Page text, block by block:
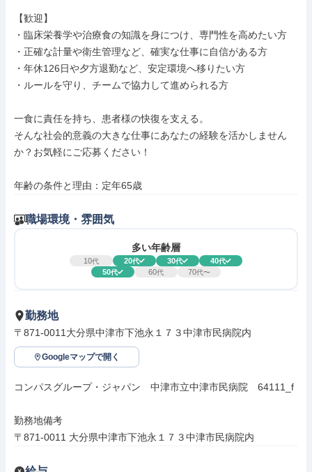
【歓迎】
・臨床栄養学や治療食の知識を身につけ、専門性を高めたい方
・正確な計量や衛生管理など、確実な仕事に自信がある方
・年休126日や夕方退勤など、安定環境へ移りたい方
・ルールを守り、チームで協力して進められる方
一食に責任を持ち、患者様の快復を支える。
そんな社会的意義の大きな仕事にあなたの経験を活かしません
か？お気軽にご応募ください！
年齢の条件と理由：定年65歳
職場環境・雰囲気
多い年齢層
10代 20代 30代 40代
50代 60代 70代〜
勤務地
〒871-0011大分県中津市下池永１７３中津市民病院内
Googleマップで開く
コンパスグループ・ジャパン　中津市立中津市民病院　64111_f
勤務地備考
〒871-0011 大分県中津市下池永１７３中津市民病院内